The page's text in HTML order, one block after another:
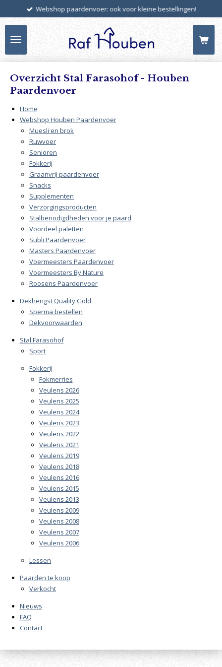
de
hoofdinhoud
Webshop paardenvoer: ook voor kleine bestellingen!
Overzicht Stal Farasohof - Houben
Paardenvoer
Home
Webshop Houben Paardenvoer
Muesli en brok
Ruwvoer
Senioren
Fokkerij
Graanvrij paardenvoer
Snacks
Supplementen
Verzorgingsproducten
Stalbenodigdheden voor je paard
Voordeel paletten
Subli Paardenvoer
Masters Paardenvoer
Voermeesters Paardenvoer
Voermeesters By Nature
Roosens Paardenvoer
Dekhengst Quality Gold
Sperma bestellen
Dekvoorwaarden
Stal Farasohof
Sport
Fokkerij
Fokmerries
Veulens 2026
Veulens 2025
Veulens 2024
Veulens 2023
Veulens 2022
Veulens 2021
Veulens 2019
Veulens 2018
Veulens 2016
Veulens 2015
Veulens 2013
Veulens 2009
Veulens 2008
Veulens 2007
Veulens 2006
Lessen
Paarden te koop
Verkocht
Nieuws
FAQ
Contact